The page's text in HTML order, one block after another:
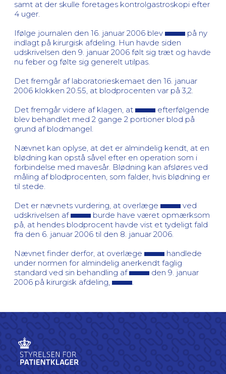
samt at der skulle foretages kontrolgastroskopi efter
4 uger.
Ifølge journalen den 16. januar 2006 blev
på ny
indlagt på kirurgisk afdeling. Hun havde siden
udskrivelsen den 9. januar 2006 følt sig træt og havde
nu feber og følte sig generelt utilpas.
Det fremgår af laboratorieskemaet den 16. januar
2006 klokken 20.55, at blodprocenten var på 3,2.
Det fremgår videre af klagen, at
efterfølgende
blev behandlet med 2 gange 2 portioner blod på
grund af blodmangel.
Nævnet kan oplyse, at det er almindelig kendt, at en
blødning kan opstå såvel efter en operation som i
forbindelse med mavesår. Blødning kan afsløres ved
måling af blodprocenten, som falder, hvis blødning er
til stede.
Det er nævnets vurdering, at overlæge
ved
udskrivelsen af
burde have været opmærksom
på, at hendes blodprocent havde vist et tydeligt fald
fra den 6. januar 2006 til den 8. januar 2006.
Nævnet finder derfor, at overlæge
handlede
under normen for almindelig anerkendt faglig
standard ved sin behandling af
den 9. januar
2006 på kirurgisk afdeling,